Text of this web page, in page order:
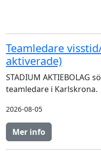
Teamledare
aktiverade)
STADIUM AKTIEBOLAG
teamledare i Karlskrona.
2026-08-05
Mer info